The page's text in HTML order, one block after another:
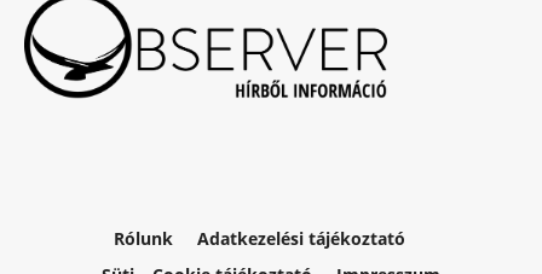
Rólunk
Adatkezelési tájékoztató